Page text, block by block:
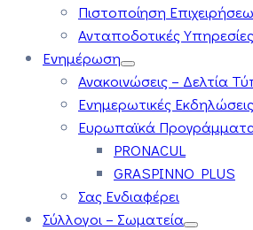
Πιστοποίηση
Ανταποδοτικές Υπηρεσίες
Ενημέρωση
Ανακοινώσεις – Δελτία
Ενημερωτικές Εκδηλώσεις
Ευρωπαϊκά
PRONACUL
GRASPINNO PLUS
Σας Ενδιαφέρει
Σύλλογοι – Σωματεία